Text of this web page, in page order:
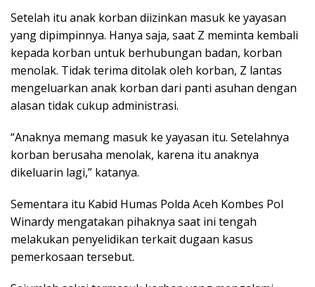
Setelah itu anak korban diizinkan masuk ke yayasan
yang dipimpinnya. Hanya saja, saat Z meminta kembali
kepada korban untuk berhubungan badan, korban
menolak. Tidak terima ditolak oleh korban, Z lantas
mengeluarkan anak korban dari panti asuhan dengan
alasan tidak cukup administrasi.
“Anaknya memang masuk ke yayasan itu. Setelahnya
korban berusaha menolak, karena itu anaknya
dikeluarin lagi,” katanya.
Sementara itu Kabid Humas Polda Aceh Kombes Pol
Winardy mengatakan pihaknya saat ini tengah
melakukan penyelidikan terkait dugaan kasus
pemerkosaan tersebut.